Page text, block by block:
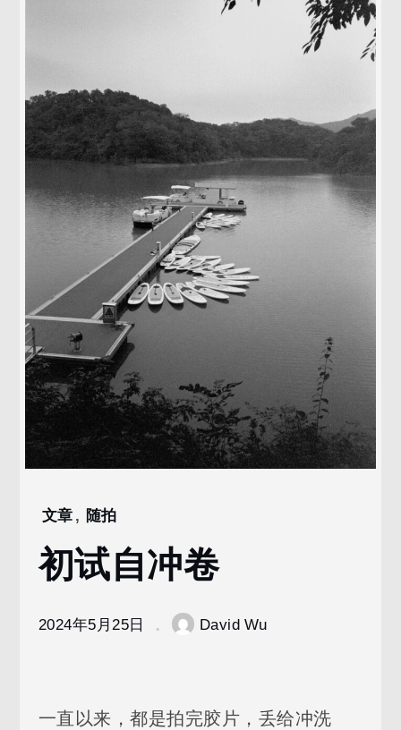
Home
5
月
初
文章, 随拍
初试自冲卷
2024年5月25日 David Wu
一直以来，都是拍完胶片，丢给冲洗